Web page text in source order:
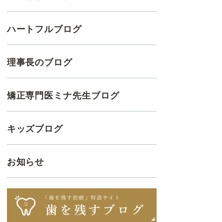
ハートフルブログ
理事長のブログ
矯正専門医ミナ先生ブログ
キッズブログ
お知らせ